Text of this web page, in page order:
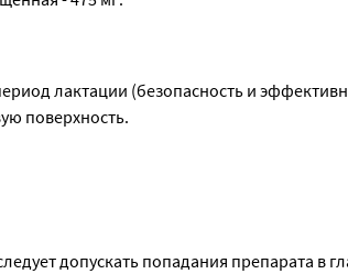
лактации (безопасность и
поверхность.
допускать попадания препарата в